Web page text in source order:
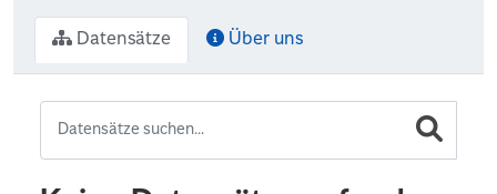
Datensätze Über uns